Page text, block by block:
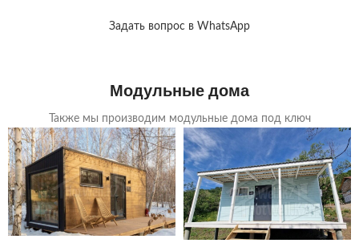
Задать вопрос в WhatsApp
Модульные дома
Также мы производим модульные дома под ключ